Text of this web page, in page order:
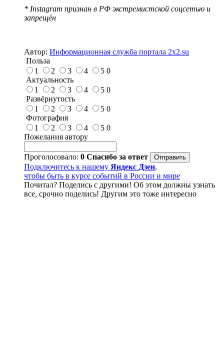
* Instagram признан в РФ экстремистской соцсетью и
запрещён
Автор: Информационная служба портала 2x2.su
Польза
1
2 3 4 5 0
Актуальность
1
2 3 4 5 0
Развёрнутость
1
2 3 4 5 0
Фотография
1
2 3 4 5 0
Пожелания автору
Проголосовало: 0 Спасибо за ответ
Подключитесь к нашему Яндекс Дзен,
чтобы быть в курсе событий в России и мире
Почитал? Поделись с другими! Об этом должны узнать
все, срочно поделись! Другим это тоже интересно